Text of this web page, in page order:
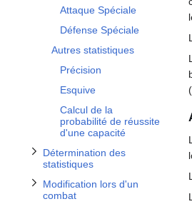
Attaque Spéciale
Défense Spéciale
Autres statistiques
Précision
Esquive
Calcul de la
probabilité de réussite
d'une capacité
Détermination des
statistiques
Modification lors d'un
combat